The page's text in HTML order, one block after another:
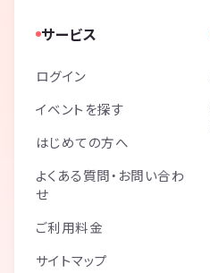
サービス
ログイン
イベントを探す
はじめての方へ
よくある質問・お問い合わ
せ
ご利用料金
サイトマップ